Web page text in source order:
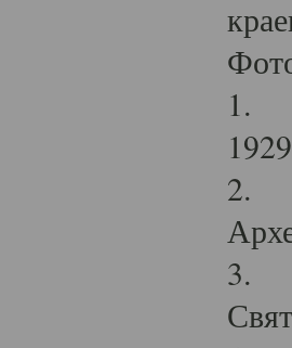
1.
2.
3.